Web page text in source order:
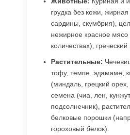
грудка без кожи,
сардины, скумбрия),
нежирное красное
количествах), греческий
Растительные:
тофу, темпе, эдамаме,
(миндаль, грецкий
семена (чиа, лен,
подсолнечник),
белковые порошки
гороховый белок).